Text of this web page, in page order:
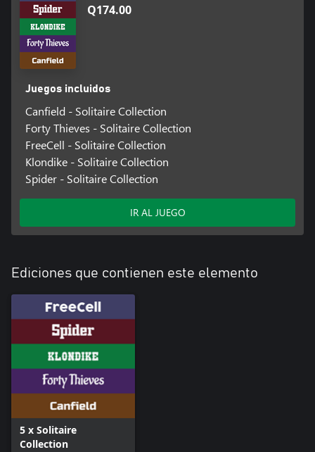
Q174.00
Juegos incluidos
Canfield - Solitaire Collection
Forty Thieves - Solitaire Collection
FreeCell - Solitaire Collection
Klondike - Solitaire Collection
Spider - Solitaire Collection
IR AL JUEGO
Ediciones que contienen este elemento
5 x Solitaire
Collection